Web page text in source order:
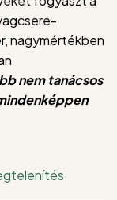
nagymértékben
nem tanácsos